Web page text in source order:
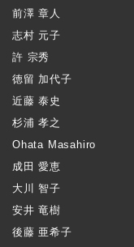
前澤 章人
志村 元子
許 宗秀
徳留 加代子
近藤 泰史
杉浦 孝之
Ohata Masahiro
成田 愛恵
大川 智子
安井 竜樹
後藤 亜希子